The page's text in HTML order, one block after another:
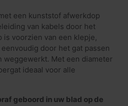
een kunststof afwerkdop
van kabels door het
voorzien van een klepje,
door het gat passen
weggewerkt. Met een diameter
ideaal voor alle
geboord in uw blad op de